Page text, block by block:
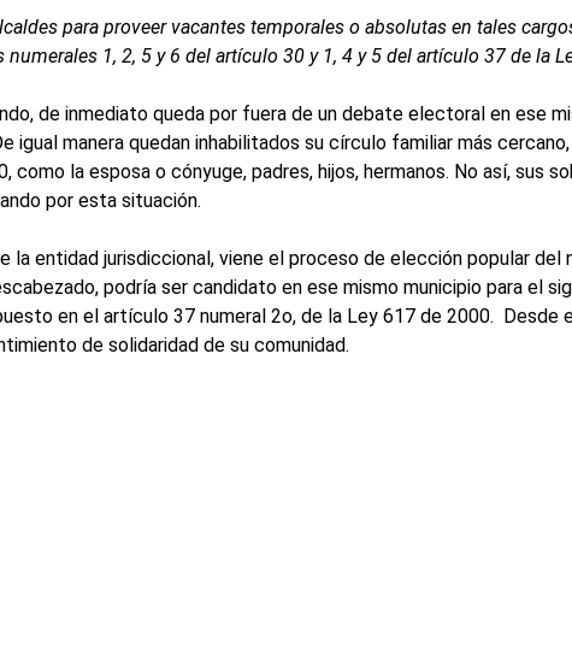
para proveer vacantes temporales o absolutas en tales
1, 2, 5 y 6 del artículo 30 y 1, 4 y 5 del artículo 37 de la
de inmediato queda por fuera de un debate electoral en ese
manera quedan inhabilitados su círculo familiar más
la esposa o cónyuge, padres, hijos, hermanos. No así, sus
por esta situación.
entidad jurisdiccional, viene el proceso de elección popular del
podría ser candidato en ese mismo municipio para el
en el artículo 37 numeral 2o, de la Ley 617 de 2000. Desde
de solidaridad de su comunidad.